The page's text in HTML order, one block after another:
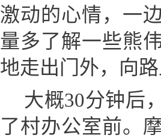
激动的心情，一
量多了解一些熊
地走出门外，向
大概30分钟后
了村办公室前。